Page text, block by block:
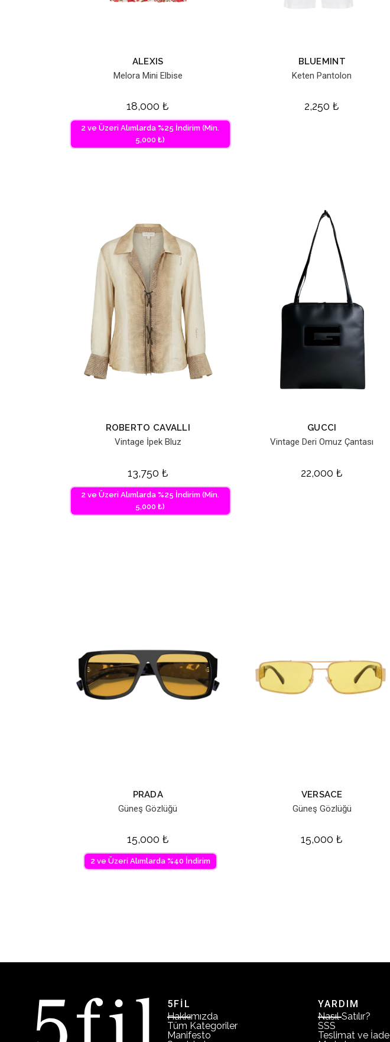
ALEXIS
Melora Mini Elbise
18,000₺
2 ve Üzeri Alımlarda %25 İndirim (Min.
5,000 ₺)
BLUEMINT
Keten Pantolon
2,250₺
ROBERTO CAVALLI
Vintage İpek Bluz
13,750 ₺
2 ve Üzeri Alımlarda %25 İndirim (Min.
5,000 ₺)
GUCCI
Vintage Deri Omuz Çantası
22,000₺
PRADA
Güneş Gözlüğü
15,000 ₺
2 ve Üzeri Alımlarda %40 İndirim
VERSACE
Güneş Gözlüğü
15,000₺
5FİL
Hakkımızda
Tüm Kategoriler
Manifesto
YARDIM
Nasıl Satılır?
SSS
Teslimat ve İade